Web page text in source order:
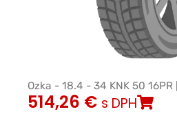
Ozka - 18.4 - 34 KNK 50 16PR
514,26 € s DPH